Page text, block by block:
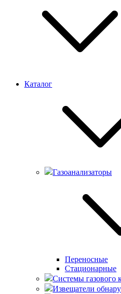
Каталог
Газоанализаторы
Переносные
Стационарные
Системы газового
Извещатели